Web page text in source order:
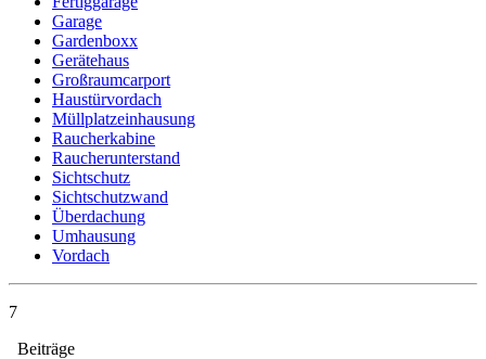
Garage
Gardenboxx
Gerätehaus
Großraumcarport
Haustürvordach
Müllplatzeinhausung
Raucherkabine
Raucherunterstand
Sichtschutz
Sichtschutzwand
Überdachung
Umhausung
Vordach
7
Beiträge